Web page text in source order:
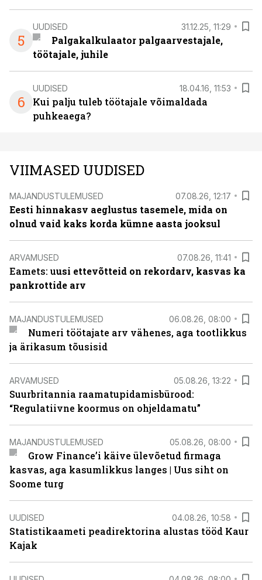
5
UUDISED 31.12.25, 11:29
Palgakalkulaator palgaarvestajale,
töötajale, juhile
6
UUDISED 18.04.16, 11:53
Kui palju tuleb töötajale võimaldada
puhkeaega?
VIIMASED UUDISED
MAJANDUSTULEMUSED 07.08.26, 12:17
Eesti hinnakasv aeglustus tasemele, mida on
olnud vaid kaks korda kümne aasta jooksul
ARVAMUSED 07.08.26, 11:41
Eamets: uusi ettevõtteid on rekordarv, kasvas ka
pankrottide arv
MAJANDUSTULEMUSED 06.08.26, 08:00
Numeri töötajate arv vähenes, aga tootlikkus
ja ärikasum tõusisid
ARVAMUSED 05.08.26, 13:22
Suurbritannia raamatupidamisbürood:
“Regulatiivne koormus on ohjeldamatu”
MAJANDUSTULEMUSED 05.08.26, 08:00
Grow Finance’i käive ülevõetud firmaga
kasvas, aga kasumlikkus langes | Uus siht on
Soome turg
UUDISED 04.08.26, 10:58
Statistikaameti peadirektorina alustas tööd Kaur
Kajak